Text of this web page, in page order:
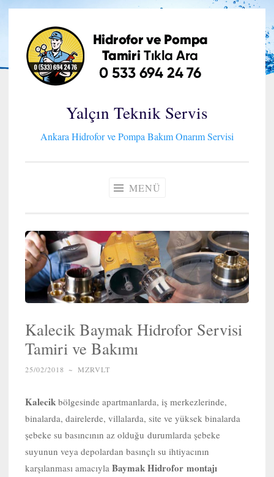
İçeriğe
geç
Yalçın Teknik Servis
Ankara Hidrofor ve Pompa Bakım Onarım Servisi
MENÜ
Kalecik Baymak Hidrofor Servisi
Tamiri ve Bakımı
25/02/2018 ~ MZRVLT
Kalecik bölgesinde apartmanlarda, iş merkezlerinde,
binalarda, dairelerde, villalarda, site ve yüksek binalarda
şebeke su basıncının az olduğu durumlarda şebeke
suyunun veya depolardan basınçlı su ihtiyacının
karşılanması amacıyla Baymak Hidrofor montajı